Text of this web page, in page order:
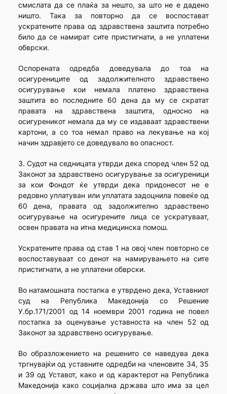
смислата да се плаќа за нешто, за што не е дадено
ништо. Така за повторно да се воспостават
ускратените права од здравствена заштита потребно
било да се намират сите пристигнати, а не уплатени
обврски.
Оспорената одредба доведувала до тоа на
осигурениците од задолжителното здравствено
осигурување кои немала платено здравствена
заштита во последните 60 дена да му се скратат
правата на здравствена заштита, односно на
осигуреникот немала да му се издаваат здравствени
картони, а со тоа немал право на лекување на кој
начин здравјето се доведувало во опасност.
3. Судот на седницата утврди дека според член 52 од
Законот за здравствено осигурување за осигуреници
за кои Фондот ќе утврди дека придонесот не е
редовно уплатуван или уплатата задоцнила повеќе од
60 дена, правата од задолжително здравствено
осигурување на осигурените лица се ускратуваат,
освен правата на итна медицинска помош.
Ускратените права од став 1 на овој член повторно се
воспоставуваат со денот на намирувањето на сите
пристигнати, а не уплатени обврски.
Во натамошната постапка е утврдено дека, Уставниот
суд на Република Македонија со Решение
У.бр.171/2001 од 14 ноември 2001 година не повел
постапка за оценување уставноста на член 52 од
Законот за здравствено осигурување.
Во образложението на решенито се наведува дека
тргнувајќи од уставните одредби на членовите 34, 35
и 39 од Уставот, како и од карактерот на Република
Македонија како социјална држава што има за цел